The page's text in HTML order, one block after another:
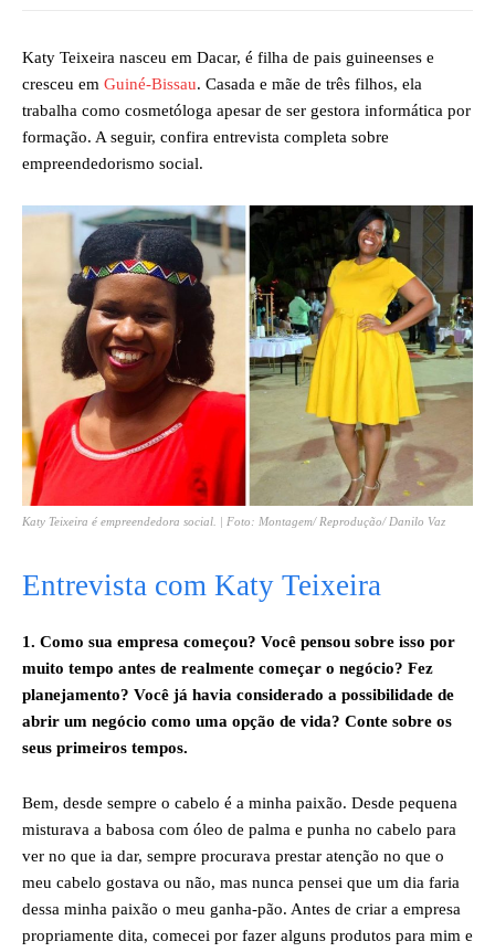
Katy Teixeira nasceu em Dacar, é filha de pais guineenses e
cresceu em Guiné-Bissau. Casada e mãe de três filhos, ela
trabalha como cosmetóloga apesar de ser gestora informática por
formação. A seguir, confira entrevista completa sobre
empreendedorismo social.
Katy Teixeira é empreendedora social. | Foto: Montagem/ Reprodução/ Danilo Vaz
Entrevista com Katy Teixeira
1. Como sua empresa começou? Você pensou sobre isso por
muito tempo antes de realmente começar o negócio? Fez
planejamento? Você já havia considerado a possibilidade de
abrir um negócio como uma opção de vida? Conte sobre os
seus primeiros tempos.
Bem, desde sempre o cabelo é a minha paixão. Desde pequena
misturava a babosa com óleo de palma e punha no cabelo para
ver no que ia dar, sempre procurava prestar atenção no que o
meu cabelo gostava ou não, mas nunca pensei que um dia faria
dessa minha paixão o meu ganha-pão. Antes de criar a empresa
propriamente dita, comecei por fazer alguns produtos para mim e